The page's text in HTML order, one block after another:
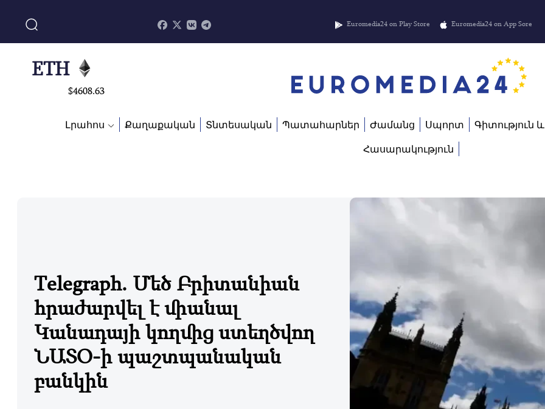
Euromedia24 on Play Store Euromedia24 on App Sore
ADA
$0.868816
ETH
$4608.63
Լրահոս Քաղաքական Տնտեսական Պատահարներ Ժամանց Սպորտ Գիտություն
Հասարակություն
Telegraph. Մեծ Բրիտանիան
հրաժարվել է միանալ
Կանադայի կողմից ստեղծվող
ՆԱՏՕ-ի պաշտպանական
բանկին